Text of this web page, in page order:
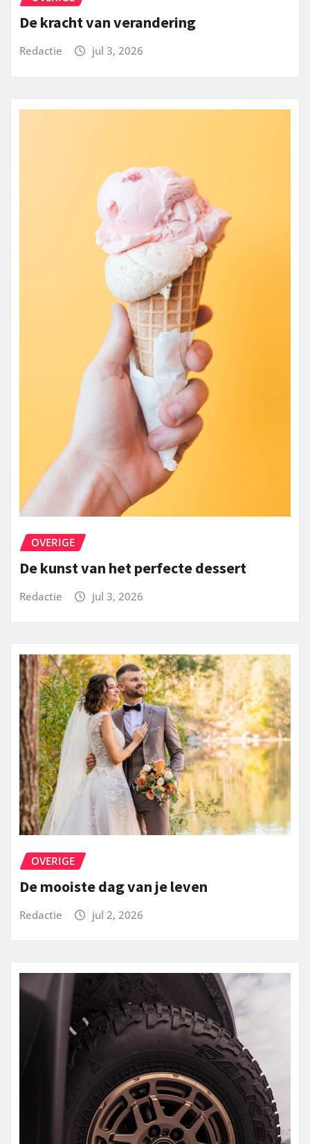
De kracht van verandering
Redactie jul 3, 2026
OVERIGE
De kunst van het perfecte dessert
Redactie jul 3, 2026
OVERIGE
De mooiste dag van je leven
Redactie jul 2, 2026